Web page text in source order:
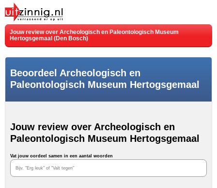
Jouw review over Archeologisch en Paleontologisch Museum
Hertogsgemaal (Den Bosch)
Beoordeel Archeologisch en
Paleontologisch Museum Hertogsgemaal
Jouw review over Archeologisch en
Paleontologisch Museum Hertogsgemaal
Vat jouw oordeel samen in een aantal woorden